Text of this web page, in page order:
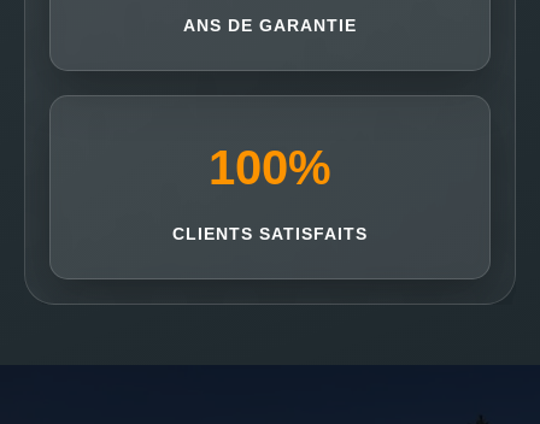
ANS DE GARANTIE
100%
CLIENTS SATISFAITS